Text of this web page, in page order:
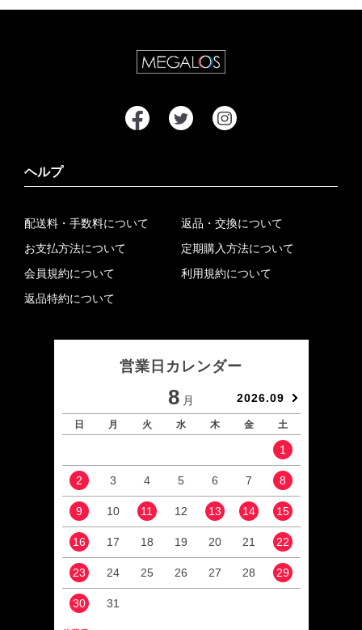
ヘルプ
配送料・手数料について
お支払方法について
会員規約について
返品特約について
返品・交換について
定期購入方法について
利用規約について
営業日カレンダー
8 月 2026.09
日 月 火 水 木 金 土
1
2 3 4 5 6 7 8
9 10 11 12 13 14 15
16 17 18 19 20 21 22
23 24 25 26 27 28 29
30 31